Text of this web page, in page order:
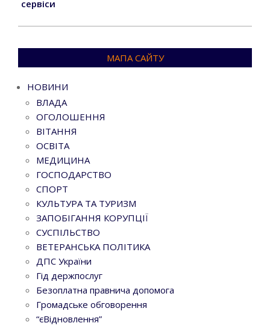
сервіси
МАПА САЙТУ
НОВИНИ
ВЛАДА
ОГОЛОШЕННЯ
ВІТАННЯ
ОСВІТА
МЕДИЦИНА
ГОСПОДАРСТВО
СПОРТ
КУЛЬТУРА ТА ТУРИЗМ
ЗАПОБІГАННЯ КОРУПЦІЇ
СУСПІЛЬСТВО
ВЕТЕРАНСЬКА ПОЛІТИКА
ДПС України
Гід держпослуг
Безоплатна правнича допомога
Громадське обговорення
“єВідновлення”